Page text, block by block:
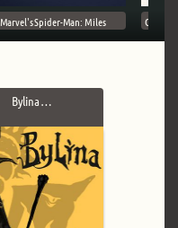
Marvel's Spider-Man: Miles Ghost
Bylina …